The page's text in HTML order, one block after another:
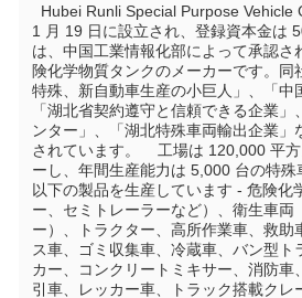
1 月 19 日に設立され、登録資本金は
は、中国工業情報化部によって承認さ
険化学物質タンクのメーカーです。同
特殊、新自動車生産の小巨人」、「中
「湖北省契約遵守と信頼できる企業
ンター」、「湖北特殊車両輸出企業」
されています。    工場は 120,000 平
ーし、年間生産能力は 5,000 台の特殊
以下の製品を生産しています - 危険化
ー、セミトレーラーなど）、衛生車両
ー）、トラクター、高所作業車、救助
ス車、ゴミ収集車、冷蔵車、バン型ト
カー、コンクリートミキサー、消防車
引車、レッカー車、トラック搭載クレ